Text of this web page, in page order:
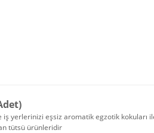
iş yerlerinizi eşsiz aromatik egzotik kokuları
tütsü ürünleridir